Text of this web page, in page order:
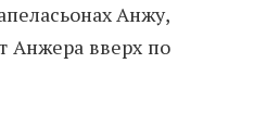
Анжу,
Анжера вверх по